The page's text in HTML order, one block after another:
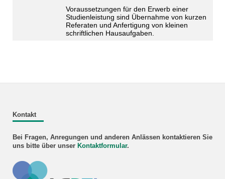
Voraussetzungen für den Erwerb einer
Studienleistung sind Übernahme von kurzen
Referaten und Anfertigung von kleinen
schriftlichen Hausaufgaben.
Kontakt
Bei Fragen, Anregungen und anderen Anlässen kontaktieren Sie
uns bitte über unser Kontaktformular.